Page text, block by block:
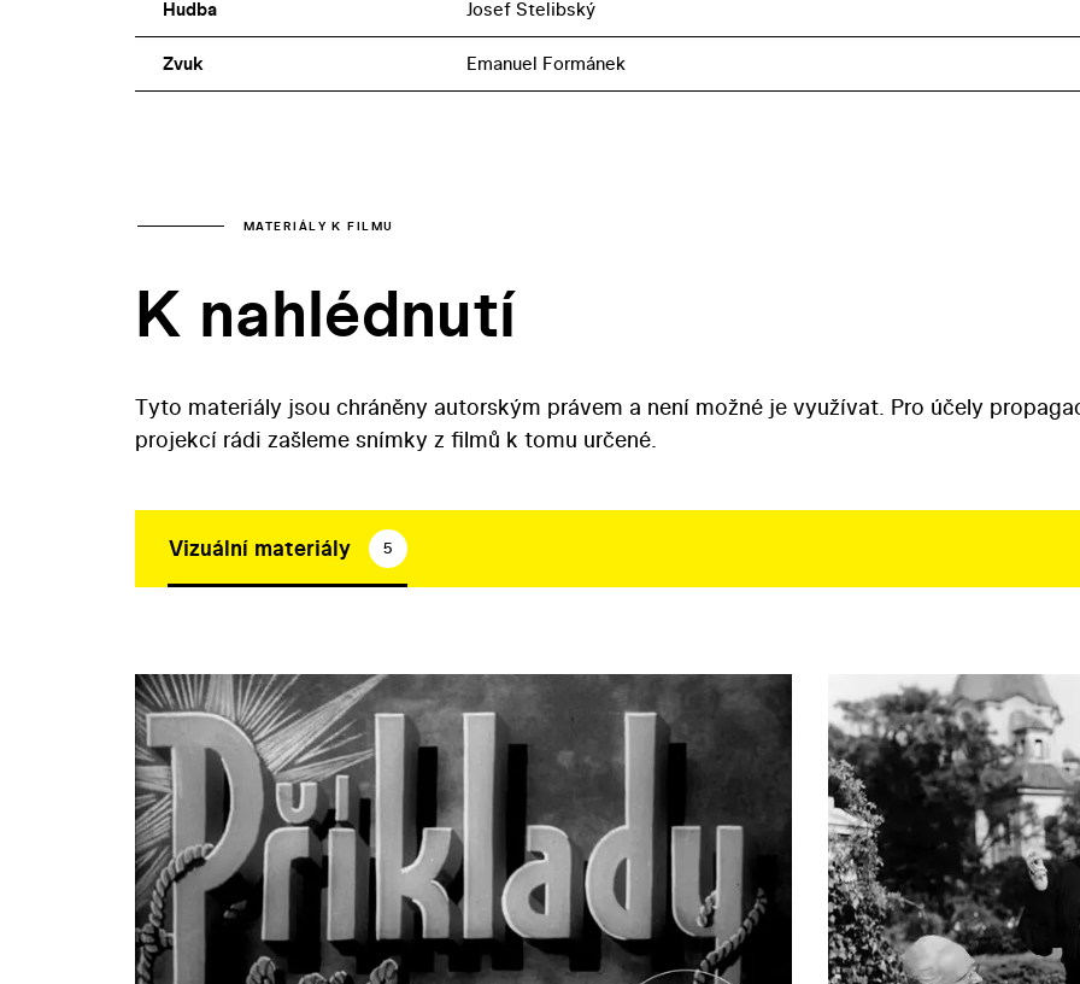
Hudba Josef Stelibský
Zvuk Emanuel Formánek
MATERIÁLY K FILMU
K nahlédnutí
Tyto materiály jsou chráněny autorským právem a není možné je využívat. Pro účely
projekcí rádi zašleme snímky z filmů k tomu určené.
Vizuální materiály 5